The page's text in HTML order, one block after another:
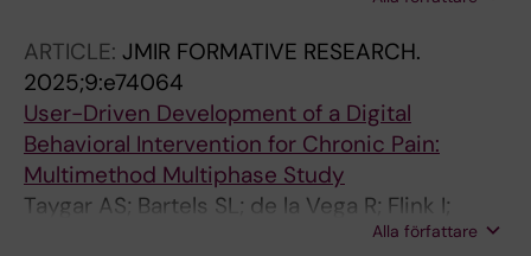
RK
ARTICLE: JMIR FORMATIVE RESEARCH.
2025;9:e74064
User-Driven Development of a Digital
Behavioral Intervention for Chronic Pain:
Multimethod Multiphase Study
Taygar AS; Bartels SL; de la Vega R; Flink I;
Engman L; Petersson S; Johnsson SI; Boersma
Alla författare